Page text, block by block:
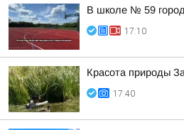
В школе № 59
17:10
Красота природы
17:40